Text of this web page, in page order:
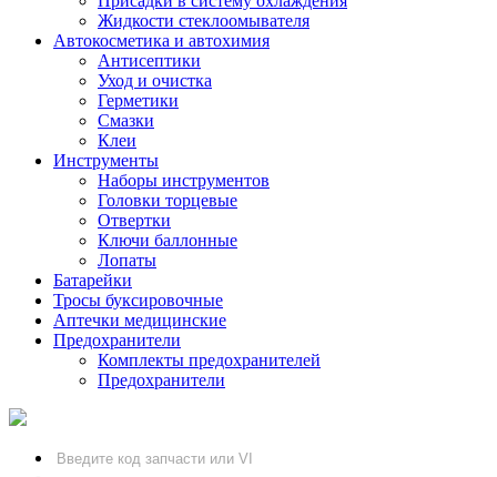
Жидкости стеклоомывателя
Автокосметика и автохимия
Антисептики
Уход и очистка
Герметики
Смазки
Клеи
Инструменты
Наборы инструментов
Головки торцевые
Отвертки
Ключи баллонные
Лопаты
Батарейки
Тросы буксировочные
Аптечки медицинские
Предохранители
Комплекты предохранителей
Предохранители